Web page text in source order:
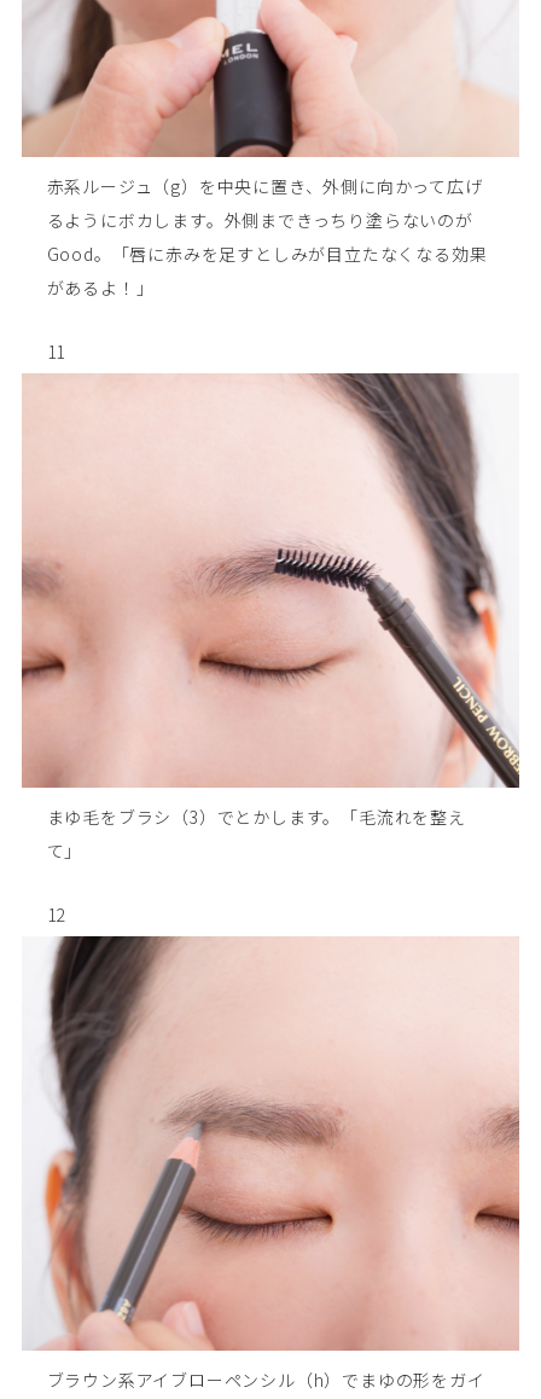
赤系ルージュ（g）を中央に置き、外側に向かって広げ
るようにボカします。外側まできっちり塗らないのが
Good。「唇に赤みを足すとしみが目立たなくなる効果
があるよ！」
11
まゆ毛をブラシ（3）でとかします。「毛流れを整え
て」
12
ブラウン系アイブローペンシル（h）でまゆの形をガイ